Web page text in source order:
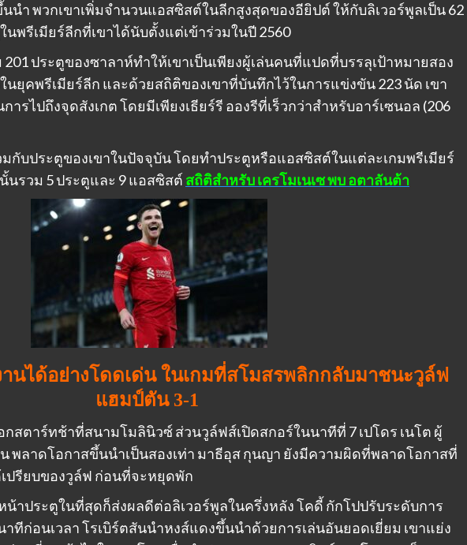
นำ พวกเขาเพิ่มจำนวนแอสซิสต์ในลีกสูงสุดของอียิปต์ ให้กับลิเวอร์พูลเป็น 62
นพรีเมียร์ลีกที่เขาได้นับตั้งแต่เข้าร่วมในปี 2560
ประตูของซาลาห์ทำให้เขาเป็นเพียงผู้เล่นคนที่แปดที่บรรลุเป้าหมายสอง
นยุคพรีเมียร์ลีก และด้วยสถิติของเขาที่บันทึกไว้ในการแข่งขัน 223 นัด เขา
ารไปถึงจุดสังเกต โดยมีเพียงเธียร์รี อองรีที่เร็วกว่าสำหรับอาร์เซนอล (206
กับประตูของเขาในปัจจุบัน โดยทำประตูหรือแอสซิสต์ในแต่ละเกมพรีเมียร์
นรวม 5 ประตูและ 9 แอสซิสต์ สถิติสำหรับ เครโมเนเซ พบ อตาลันต้า
านได้อย่างโดดเด่น ในเกมที่สโมสรพลิกกลับมาชนะวูล์ฟ
แฮมป์ตัน 3-1
สตาร์ทช้าที่สนามโมลินิวซ์ ส่วนวูล์ฟส์เปิดสกอร์ในนาทีที่ 7 เปโดร เนโต ผู้
น พลาดโอกาสขึ้นนำเป็นสองเท่า มาธีอุส กุนญา ยังมีความผิดที่พลาดโอกาสที่
ปรียบของวูล์ฟ ก่อนที่จะหยุดพัก
าประตูในที่สุดก็ส่งผลดีต่อลิเวอร์พูลในครึ่งหลัง โคดี้ กักโปปรับระดับการ
ทีก่อนเวลา โรเบิร์ตสันนำหงส์แดงขึ้นนำด้วยการเล่นอันยอดเยี่ยม เขาแย่ง